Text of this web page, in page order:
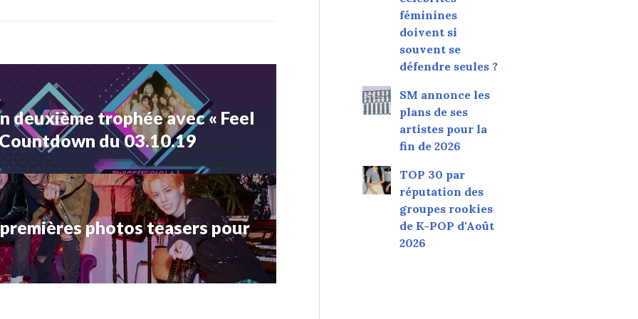
deuxième trophée avec « Feel
du 03.10.19
photos teasers pour
féminines
doivent si
souvent se
défendre seules ?
SM annonce les
plans de ses
artistes pour la
fin de 2026
TOP 30 par
réputation des
groupes rookies
de K-POP d'Août
2026